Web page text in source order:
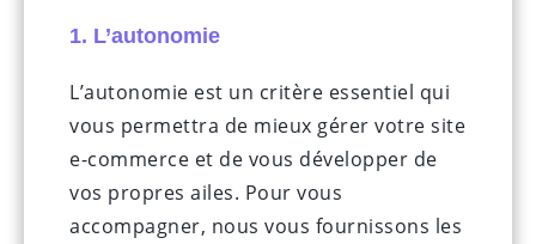
1. L’autonomie
L’autonomie est un critère essentiel qui
vous permettra de mieux gérer votre site
e-commerce et de vous développer de
vos propres ailes. Pour vous
accompagner, nous vous fournissons les